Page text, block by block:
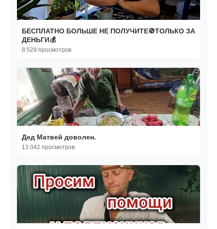
БЕСПЛАТНО БОЛЬШЕ НЕ ПОЛУЧИТЕ🚫ТОЛЬКО ЗА
ДЕНЬГИ💰
8 529 просмотров
Дед Матвей доволен.
13 042 просмотров